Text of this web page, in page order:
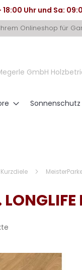
Uhr und Sa:
Onlineshop für
GmbH
Sonnenschutz
Kurzdiele